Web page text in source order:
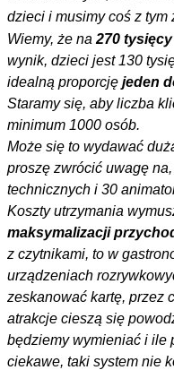
dzieci i musimy coś z tym
Wiemy, że na 270
wynik, dzieci jest 130
idealną proporcję jeden
Staramy się, aby liczba
minimum 1000 osób.
Może się to wydawać
proszę zwrócić uwagę
technicznych i 30
Koszty utrzymania
maksymalizacji
z czytnikami, to w
urządzeniach
zeskanować kartę, przez
atrakcje cieszą się
będziemy wymieniać i ile
ciekawe, taki system nie